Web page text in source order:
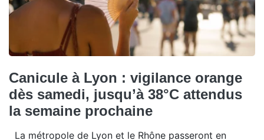
Canicule à Lyon : vigilance orange
dès samedi, jusqu’à 38°C attendus
la semaine prochaine
La métropole de Lyon et le Rhône passeront en